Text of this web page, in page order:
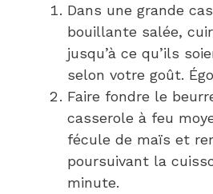
Dans une grande
bouillante salée,
jusqu’à ce qu’ils
selon votre goût.
Faire fondre le
casserole à feu
fécule de maïs et
poursuivant la
minute.